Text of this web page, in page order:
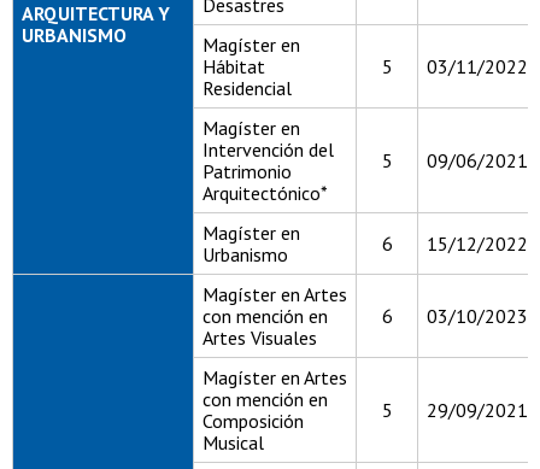
ARQUITECTURA Y
URBANISMO
Desastres
Magíster en
Hábitat
Residencial
5 03/11/2022
Magíster en
Intervención del
Patrimonio
Arquitectónico*
5 09/06/2021
Magíster en
Urbanismo
6 15/12/2022
Magíster en Artes
con mención en
Artes Visuales
6 03/10/2023
Magíster en Artes
con mención en
Composición
Musical
5 29/09/2021